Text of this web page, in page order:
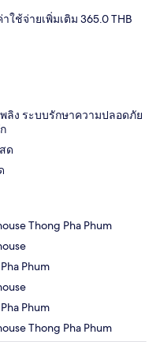
ใช้จ่ายเพิ่มเติม 365.0 THB
ลิง ระบบรักษาความปลอดภัย
ด
Thong Pha Phum
Phum
Phum
Thong Pha Phum